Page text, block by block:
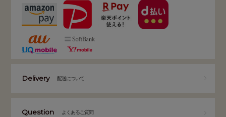
Delivery 配送について
Question よくあるご質問